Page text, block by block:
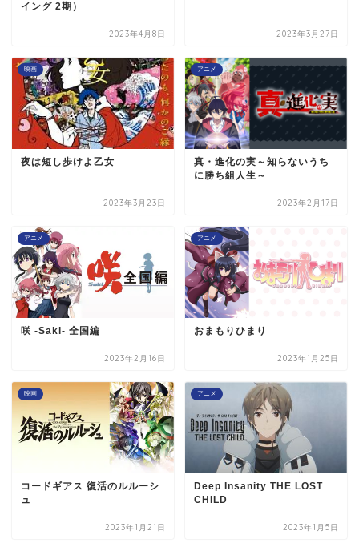
イング 2期）
2023年4月8日 2023年3月27日
映画
夜は短し歩けよ乙女
2023年3月23日
アニメ
真・進化の実～知らないうち
に勝ち組人生～
2023年2月17日
アニメ
咲 -Saki- 全国編
2023年2月16日
アニメ
おまもりひまり
2023年1月25日
映画
コードギアス 復活のルルーシ
ュ
2023年1月21日
アニメ
Deep Insanity THE LOST
CHILD
2023年1月5日